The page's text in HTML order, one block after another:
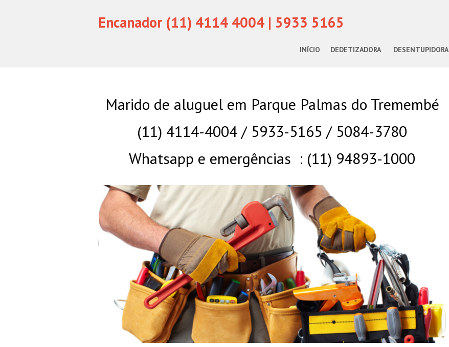
Encanador (11) 4114 4004 | 5933 5165
INÍCIO DEDETIZADORA DESENTUPIDORA
Marido de aluguel em Parque Palmas do Tremembé
(11) 4114-4004 / 5933-5165 / 5084-3780
Whatsapp e emergências : (11) 94893-1000